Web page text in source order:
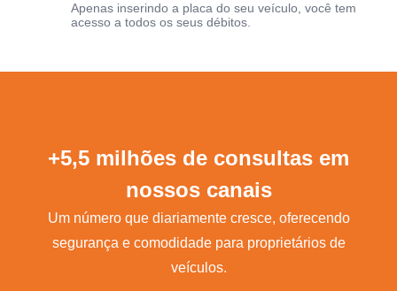
Apenas inserindo a placa do seu veículo, você tem
acesso a todos os seus débitos.
+5,5 milhões de consultas em
nossos canais
Um número que diariamente cresce, oferecendo
segurança e comodidade para proprietários de
veículos.